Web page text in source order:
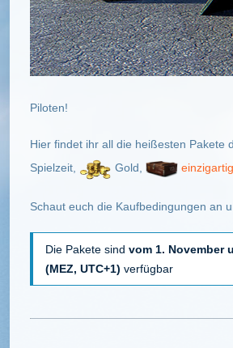
Piloten!
Hier findet ihr all die heißesten
Spielzeit,
Gold,
Schaut euch die Kaufbedingungen an
Die Pakete sind vom 1. November
(MEZ, UTC+1) verfügbar